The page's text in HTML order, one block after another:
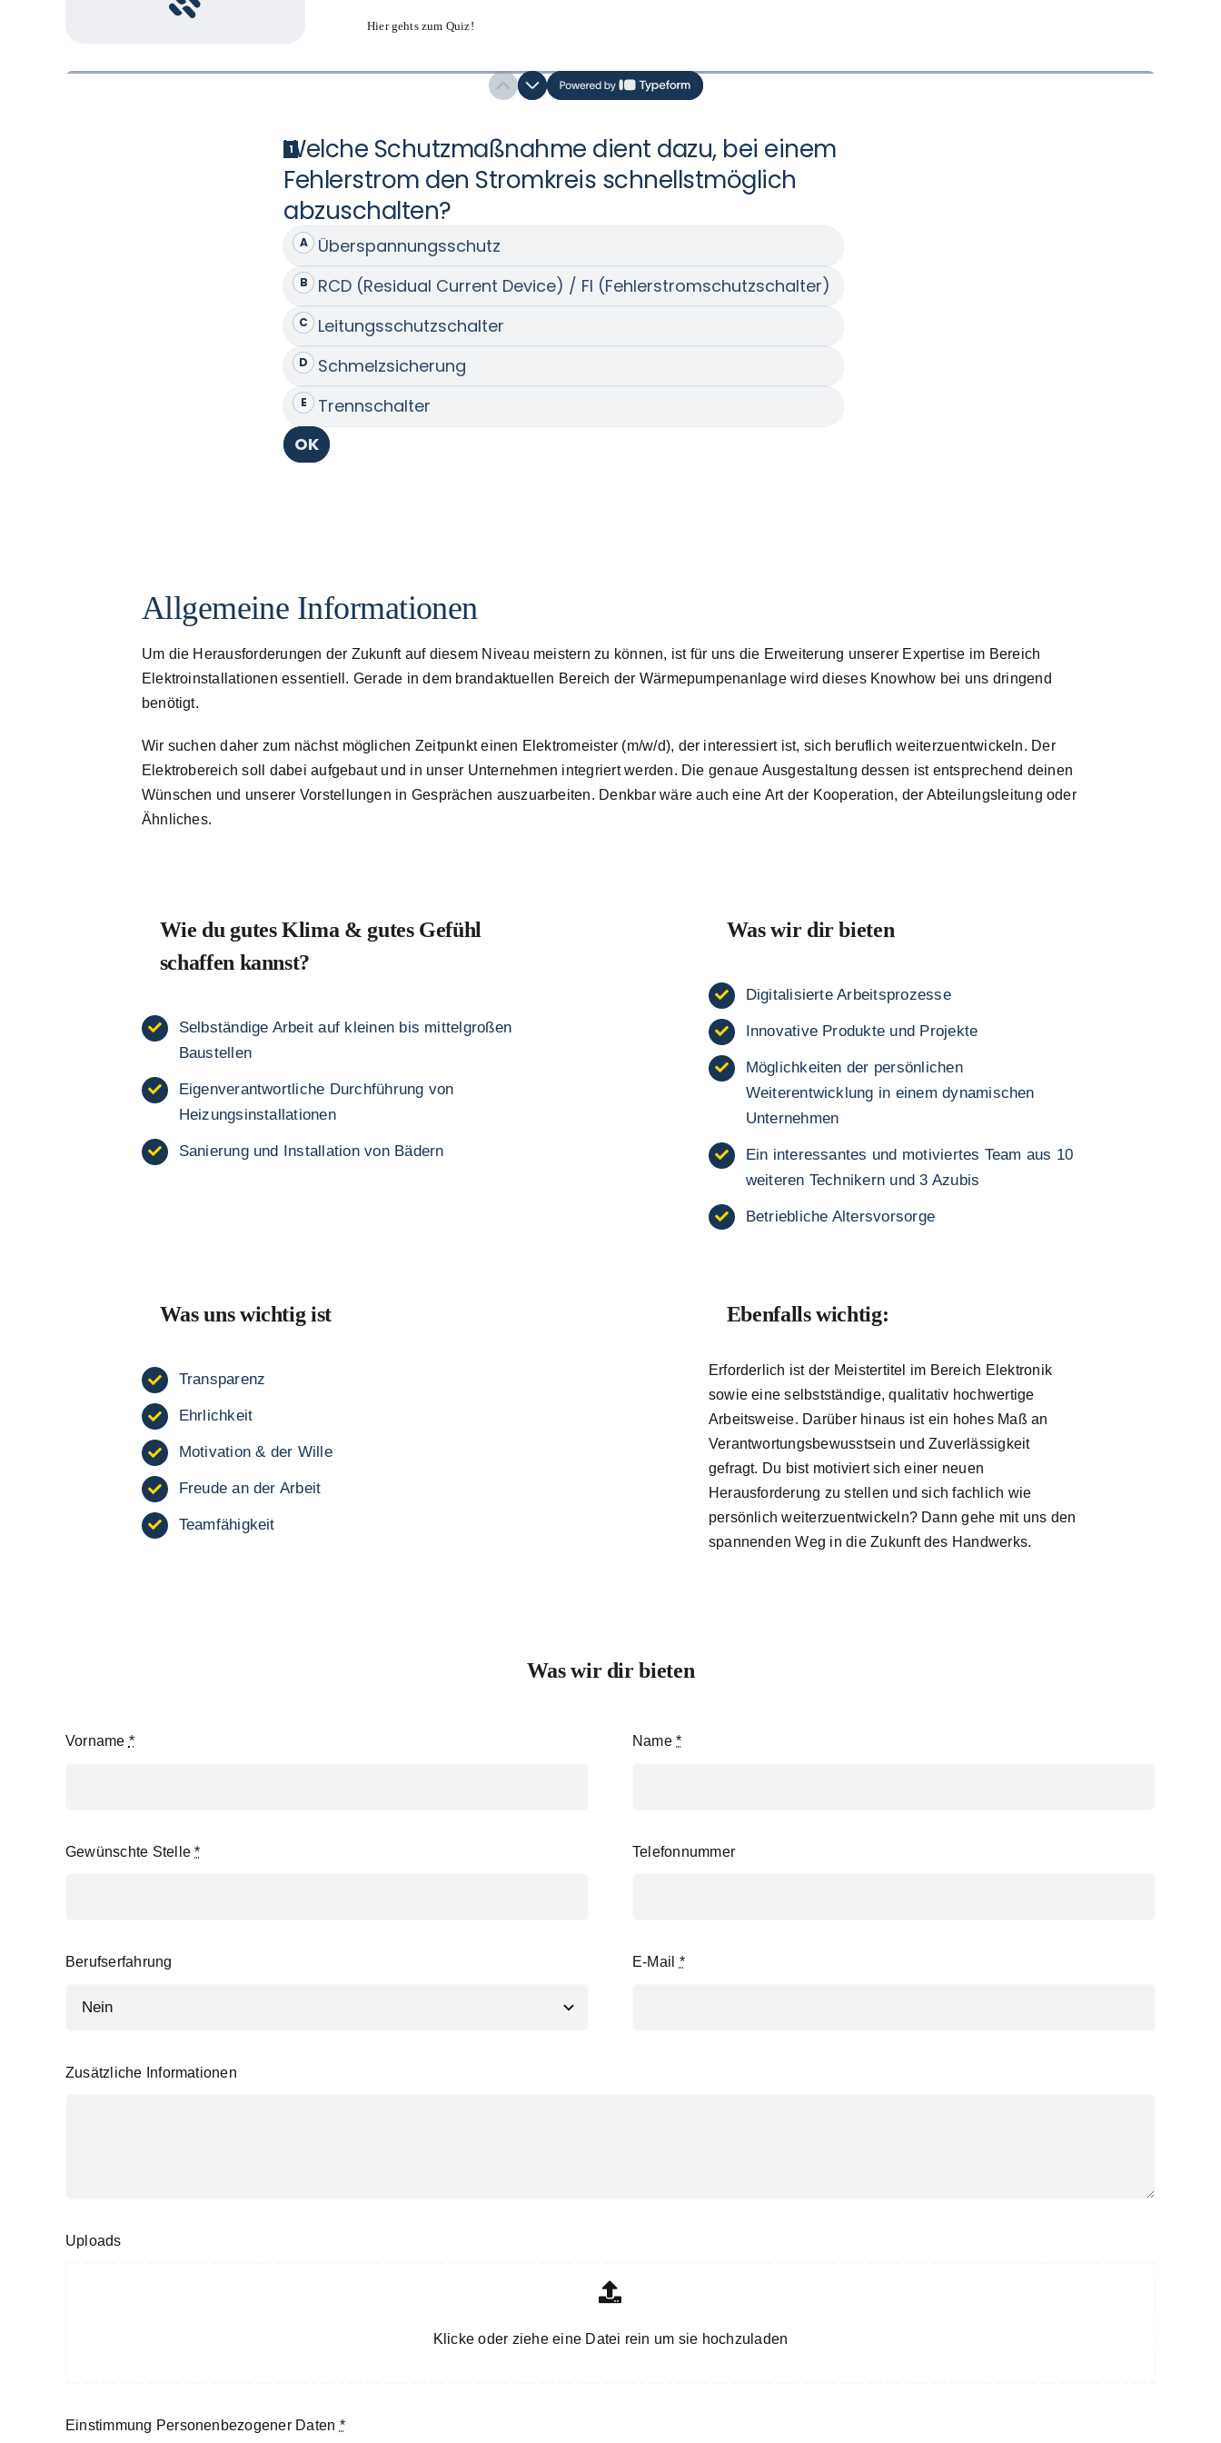
Hier gehts zum Quiz!
Allgemeine Informationen
Um die Herausforderungen der Zukunft auf diesem Niveau meistern zu können, ist für uns die Erweiterung unserer Expertise im Bereich
Elektroinstallationen essentiell. Gerade in dem brandaktuellen Bereich der Wärmepumpenanlage wird dieses Knowhow bei uns dringend
benötigt.
Wir suchen daher zum nächst möglichen Zeitpunkt einen Elektromeister (m/w/d), der interessiert ist, sich beruflich weiterzuentwickeln. Der
Elektrobereich soll dabei aufgebaut und in unser Unternehmen integriert werden. Die genaue Ausgestaltung dessen ist entsprechend deinen
Wünschen und unserer Vorstellungen in Gesprächen auszuarbeiten. Denkbar wäre auch eine Art der Kooperation, der Abteilungsleitung oder
Ähnliches.
Wie du gutes Klima & gutes Gefühl
schaffen kannst?
Selbständige Arbeit auf kleinen bis mittelgroßen
Baustellen
Eigenverantwortliche Durchführung von
Heizungsinstallationen
Sanierung und Installation von Bädern
Was wir dir bieten
Digitalisierte Arbeitsprozesse
Innovative Produkte und Projekte
Möglichkeiten der persönlichen
Weiterentwicklung in einem dynamischen
Unternehmen
Ein interessantes und motiviertes Team aus 10
weiteren Technikern und 3 Azubis
Betriebliche Altersvorsorge
Was uns wichtig ist
Transparenz
Ehrlichkeit
Motivation & der Wille
Freude an der Arbeit
Teamfähigkeit
Ebenfalls wichtig:
Erforderlich ist der Meistertitel im Bereich Elektronik
sowie eine selbstständige, qualitativ hochwertige
Arbeitsweise. Darüber hinaus ist ein hohes Maß an
Verantwortungsbewusstsein und Zuverlässigkeit
gefragt. Du bist motiviert sich einer neuen
Herausforderung zu stellen und sich fachlich wie
persönlich weiterzuentwickeln? Dann gehe mit uns den
spannenden Weg in die Zukunft des Handwerks.
Was wir dir bieten
Vorname * Name*
Gewünschte Stelle* Telefonnummer
Berufserfahrung E-Mail *
Zusätzliche Informationen
Uploads
Klicke oder ziehe eine Datei rein um sie hochzuladen
Einstimmung Personenbezogener Daten *